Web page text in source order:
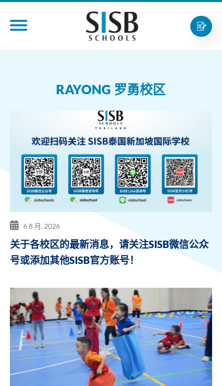
RAYONG 罗勇校区
关于各校区的最新消息，请关注SISB微信公众
号或添加其他SISB官方账号！
6 8 月, 2026